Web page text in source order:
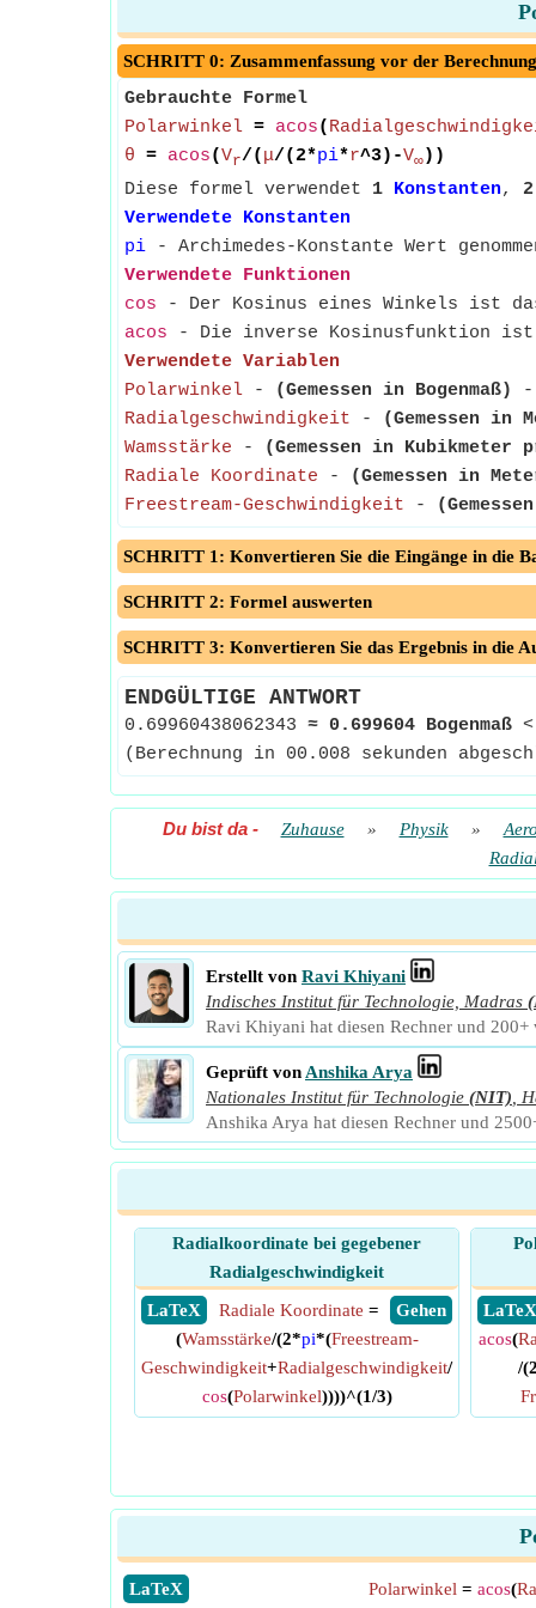
SCHRITT 0: Zusammenfassung vor der Berechnung
Gebrauchte Formel
Polarwinkel = acos(
θ = acos(Vr/( μ/(2*pi*r^3)-V∞ ))
Diese formel verwendet 1 Konstanten, 2
Verwendete Konstanten
pi - Archimedes-Konstante Wert
Verwendete Funktionen
cos - Der Kosinus eines Winkels ist
acos - Die inverse Kosinusfunktion ist
Verwendete Variablen
Polarwinkel - (Gemessen in Bogenmaß)
-
Radialgeschwindigkeit -
(Gemessen in
Wamsstärke -
(Gemessen in Kubikmeter
Radiale Koordinate -
(Gemessen in
Freestream-Geschwindigkeit -
SCHRITT 1: Konvertieren Sie die Eingänge in die
SCHRITT 2: Formel auswerten
SCHRITT 3: Konvertieren Sie das Ergebnis in die
ENDGÜLTIGE ANTWORT
0.69960438062343 ≈ 0.699604 Bogenmaß
(Berechnung in 00.008 sekunden
Du bist da- Zuhause » Physik »
Erstellt von Ravi Khiyani
Indisches Institut für Technologie, Madras
Ravi Khiyani hat diesen Rechner und 200+
Geprüft von Anshika Arya
Nationales Institut für Technologie (NIT)
Anshika Arya hat diesen Rechner und
Radialkoordinate bei gegebener
Radialgeschwindigkeit
​ LaTeX
​ Gehen
Radiale Koordinate =
(Wamsstärke/(2*pi*(Freestream-
Geschwindigkeit+Radialgeschwindigkeit/
cos(Polarwinkel))))^(1/3)
​ LaTeX
acos(
/
​LaTeX Polarwinkel = acos(